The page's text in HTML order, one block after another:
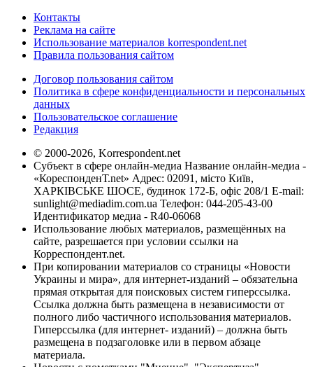
Контакты
Реклама на сайте
Использование материалов korrespondent.net
Правила пользования сайтом
Договор пользования сайтом
Политика в сфере конфиденциальности и персональных
данных
Пользовательское соглашение
Редакция
© 2000-2026, Korrespondent.net
Субъект в сфере онлайн-медиа Название онлайн-медиа -
«КореспонденТ.net» Адрес: 02091, місто Київ,
ХАРКІВСЬКЕ ШОСЕ, будинок 172-Б, офіс 208/1 E-mail:
sunlight@mediadim.com.ua Телефон: 044-205-43-00
Идентификатор медиа - R40-06068
Использование любых материалов, размещённых на
сайте, разрешается при условии ссылки на
Корреспондент.net.
При копировании материалов со страницы «Новости
Украины и мира», для интернет-изданий – обязательна
прямая открытая для поисковых систем гиперссылка.
Ссылка должна быть размещена в независимости от
полного либо частичного использования материалов.
Гиперссылка (для интернет- изданий) – должна быть
размещена в подзаголовке или в первом абзаце
материала.